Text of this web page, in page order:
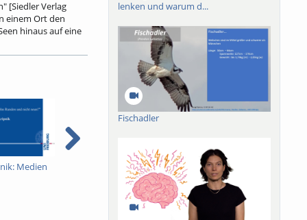
[Siedler Verlag
einem Ort den
hinaus auf eine
Menschen auflöste,
Antwort:
Jedoch
kulturpolitische
Deutschen
den
Albert-
Medien
Viktor Skripnik:
Biografische Aspekte
Wandteppiche
lenken und warum d...
Fischadler